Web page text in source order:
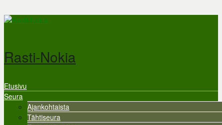
Hyppää pääsisältöön
Rasti-Nokia
Valikko
Etusivu
Seura
Ajankohtaista
Tähtiseura